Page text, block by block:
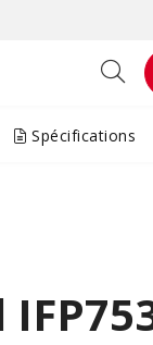
Spécifications